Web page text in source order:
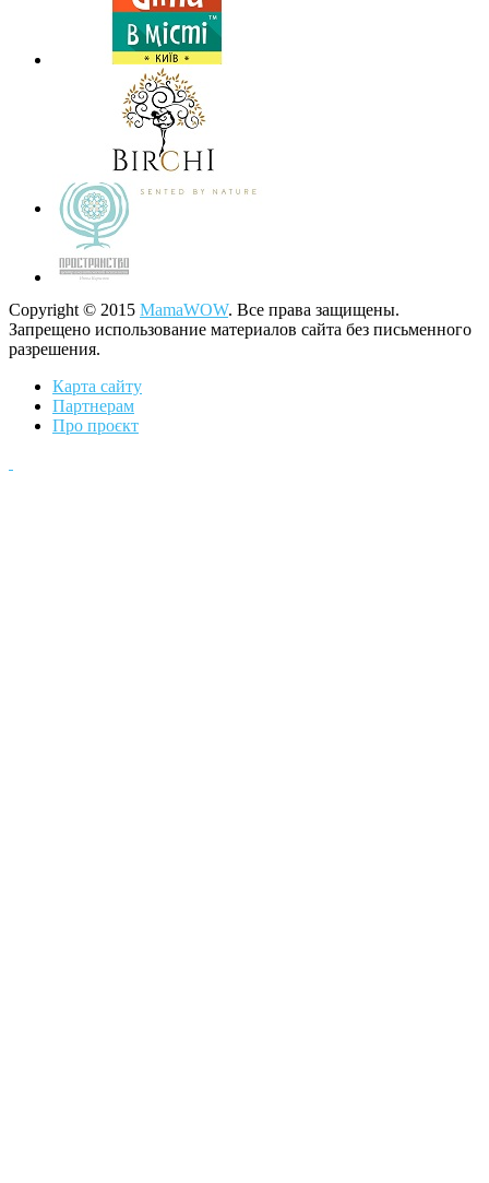
Copyright © 2015 MamaWOW. Все права защищены.
Запрещено использование материалов сайта без письменного
разрешения.
Карта сайту
Партнерам
Про проєкт